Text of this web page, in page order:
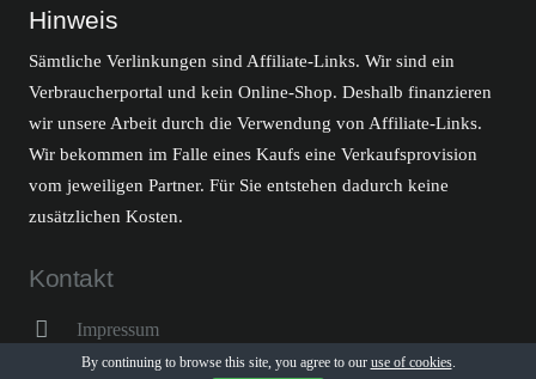
Hinweis
Sämtliche Verlinkungen sind Affiliate-Links. Wir sind ein
Verbraucherportal und kein Online-Shop. Deshalb finanzieren
wir unsere Arbeit durch die Verwendung von Affiliate-Links.
Wir bekommen im Falle eines Kaufs eine Verkaufsprovision
vom jeweiligen Partner. Für Sie entstehen dadurch keine
zusätzlichen Kosten.
Kontakt
Impressum
Datenschutzerklärung
By continuing to browse this site, you agree to our use of cookies.